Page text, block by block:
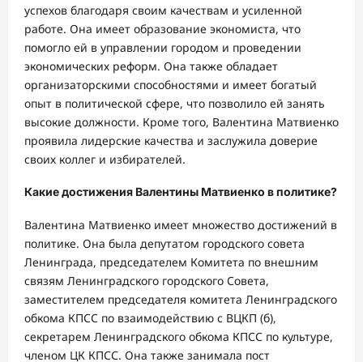
успехов благодаря своим качествам и усиленной
работе. Она имеет образование экономиста, что
помогло ей в управлении городом и проведении
экономических реформ. Она также обладает
организаторскими способностями и имеет богатый
опыт в политической сфере, что позволило ей занять
высокие должности. Кроме того, Валентина Матвиенко
проявила лидерские качества и заслужила доверие
своих коллег и избирателей.
Какие достижения Валентины Матвиенко в политике?
Валентина Матвиенко имеет множество достижений в
политике. Она была депутатом городского совета
Ленинграда, председателем Комитета по внешним
связям Ленинградского городского Совета,
заместителем председателя комитета Ленинградского
обкома КПСС по взаимодействию с ВЦКП (б),
секретарем Ленинградского обкома КПСС по культуре,
членом ЦК КПСС. Она также занимала пост